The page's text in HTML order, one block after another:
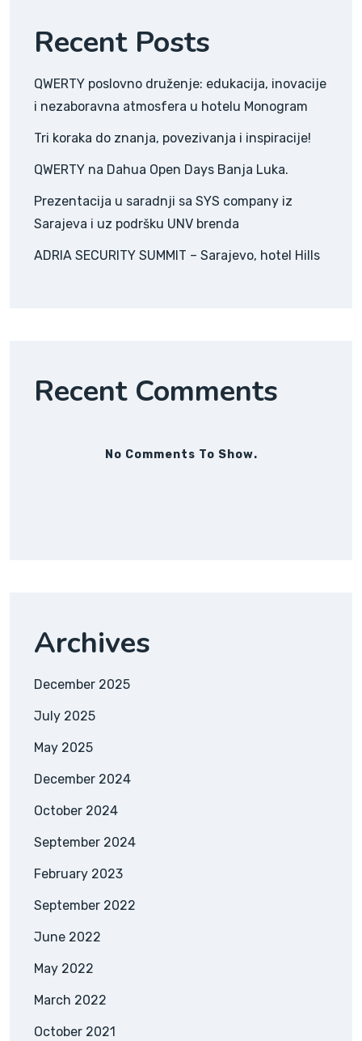
Recent Posts
QWERTY poslovno druženje: edukacija, inovacije
i nezaboravna atmosfera u hotelu Monogram
Tri koraka do znanja, povezivanja i inspiracije!
QWERTY na Dahua Open Days Banja Luka.
Prezentacija u saradnji sa SYS company iz
Sarajeva i uz podršku UNV brenda
ADRIA SECURITY SUMMIT – Sarajevo, hotel Hills
Recent Comments
No Comments To Show.
Archives
December 2025
July 2025
May 2025
December 2024
October 2024
September 2024
February 2023
September 2022
June 2022
May 2022
March 2022
October 2021